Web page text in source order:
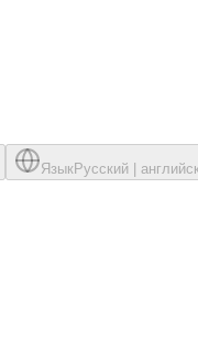
ЯзыкРусский